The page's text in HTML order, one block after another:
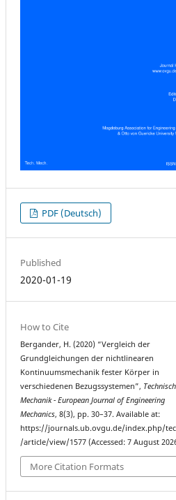
PDF (Deutsch)
Published
2020-01-19
How to Cite
Bergander, H. (2020) “Vergleich der
Grundgleichungen der nichtlinearen
Kontinuumsmechanik fester Körper in
verschiedenen Bezugssystemen”,
Mechanik - European Journal of Engineering
Mechanics, 8(3), pp. 30–37. Available at:
https://journals.ub.ovgu.de/index.php/
/article/view/1577 (Accessed: 7 August
More Citation Formats